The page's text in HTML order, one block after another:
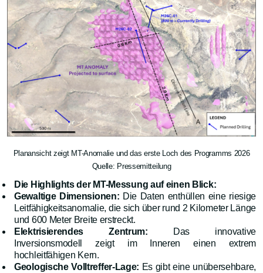
Planansicht zeigt MT-Anomalie und das erste Loch des Programms 2026
Quelle: Pressemitteilung
Die Highlights der MT-Messung auf einen Blick:
Gewaltige Dimensionen: Die Daten enthüllen eine riesige
Leitfähigkeitsanomalie, die sich über rund 2 Kilometer Länge
und 600 Meter Breite erstreckt.
Elektrisierendes Zentrum:
Das innovative
Inversionsmodell zeigt im Inneren einen extrem
hochleitfähigen Kern.
Geologische Volltreffer-Lage: Es gibt eine unübersehbare,